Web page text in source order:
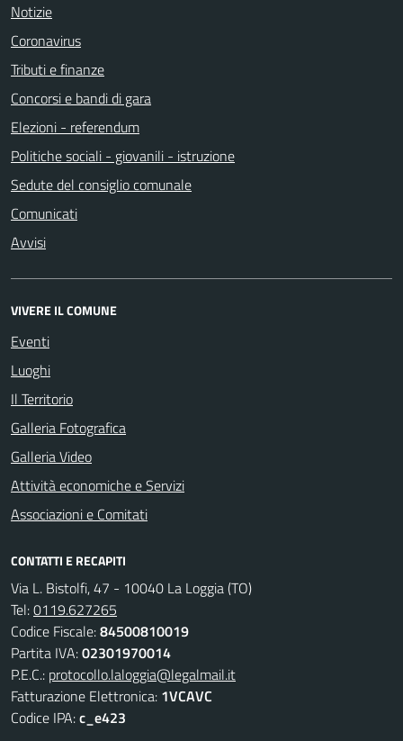
Notizie
Coronavirus
Tributi e finanze
Concorsi e bandi di gara
Elezioni - referendum
Politiche sociali - giovanili - istruzione
Sedute del consiglio comunale
Comunicati
Avvisi
VIVERE IL COMUNE
Eventi
Luoghi
Il Territorio
Galleria Fotografica
Galleria Video
Attività economiche e Servizi
Associazioni e Comitati
CONTATTI E RECAPITI
Via L. Bistolfi, 47 - 10040 La Loggia (TO)
Tel:0119.627265
Codice Fiscale:84500810019
Partita IVA:02301970014
P.E.C.: protocollo.laloggia@legalmail.it
Fatturazione Elettronica: 1VCAVC
Codice IPA:c_e423